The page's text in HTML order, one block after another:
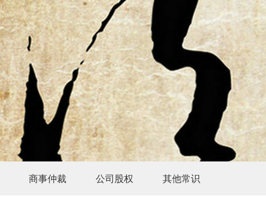
商事仲裁 公司股权 其他常识